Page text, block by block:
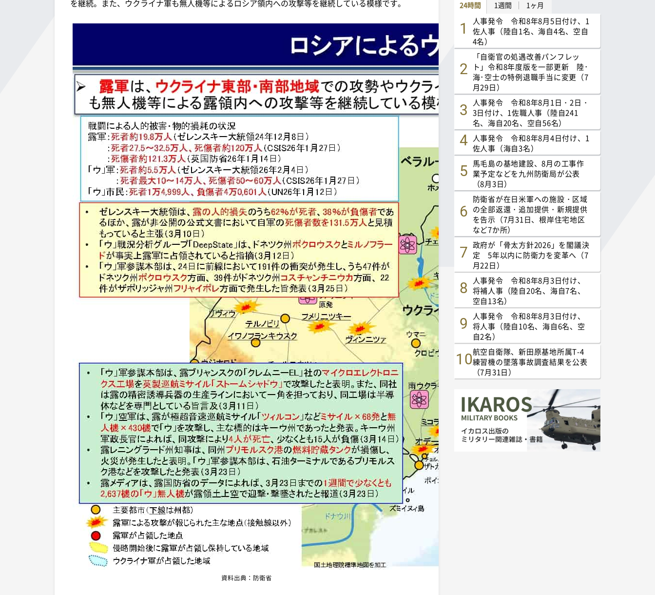
を継続。また、ウクライナ軍も無人機等によるロシア領内への攻撃等を継続している模様です。
資料出典：防衛省
24時間 1週間 1ヶ月
人事発令 令和8年8月5日付け、1
佐人事（陸自1名、海自4名、空自
4名）
「自衛官の処遇改善パンフレッ
ト」令和8年度版を一部更新 陸･
海･空士の特例退職手当に変更（7
月29日）
人事発令 令和8年8月1日・2日・
3日付け、1佐職人事（陸自241
名、海自20名、空自56名）
人事発令 令和8年8月4日付け、1
佐人事（海自3名）
馬毛島の基地建設、8月の工事作
業予定などを九州防衛局が公表
（8月3日）
防衛省が在日米軍への施設・区域
の全部返還・追加提供・新規提供
を告示（7月31日、根岸住宅地区
など7か所）
政府が「骨太方針2026」を閣議決
定 5年以内に防衛力を変革へ（7
月22日）
人事発令 令和8年8月3日付け、
将補人事（陸自20名、海自7名、
空自13名）
人事発令 令和8年8月3日付け、
将人事（陸自10名、海自6名、空
自2名）
航空自衛隊、新田原基地所属T-4
練習機の墜落事故調査結果を公表
（7月31日）